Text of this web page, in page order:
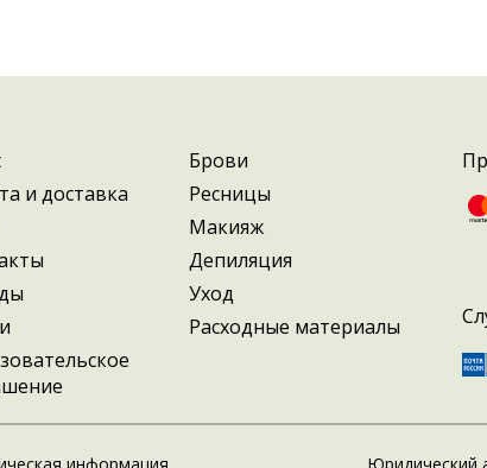
и доставка
Брови
Ресницы
Макияж
Депиляция
Уход
Расходные материалы